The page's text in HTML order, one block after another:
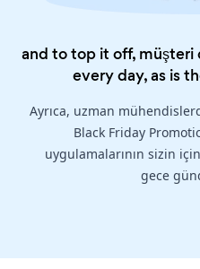
and to top it off,
every day, as is
Ayrıca, uzman
Black Friday
uygulamalarının sizin
gece